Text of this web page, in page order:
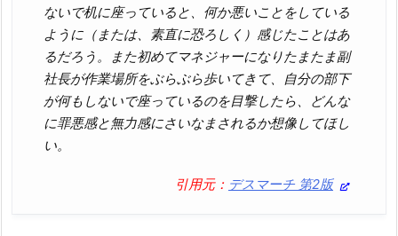
ないで机に座っていると、何か悪いことをしている
ように（または、素直に恐ろしく）感じたことはあ
るだろう。また初めてマネジャーになりたまたま副
社長が作業場所をぶらぶら歩いてきて、自分の部下
が何もしないで座っているのを目撃したら、どんな
に罪悪感と無力感にさいなまされるか想像してほし
い。
引用元： デスマーチ 第2版